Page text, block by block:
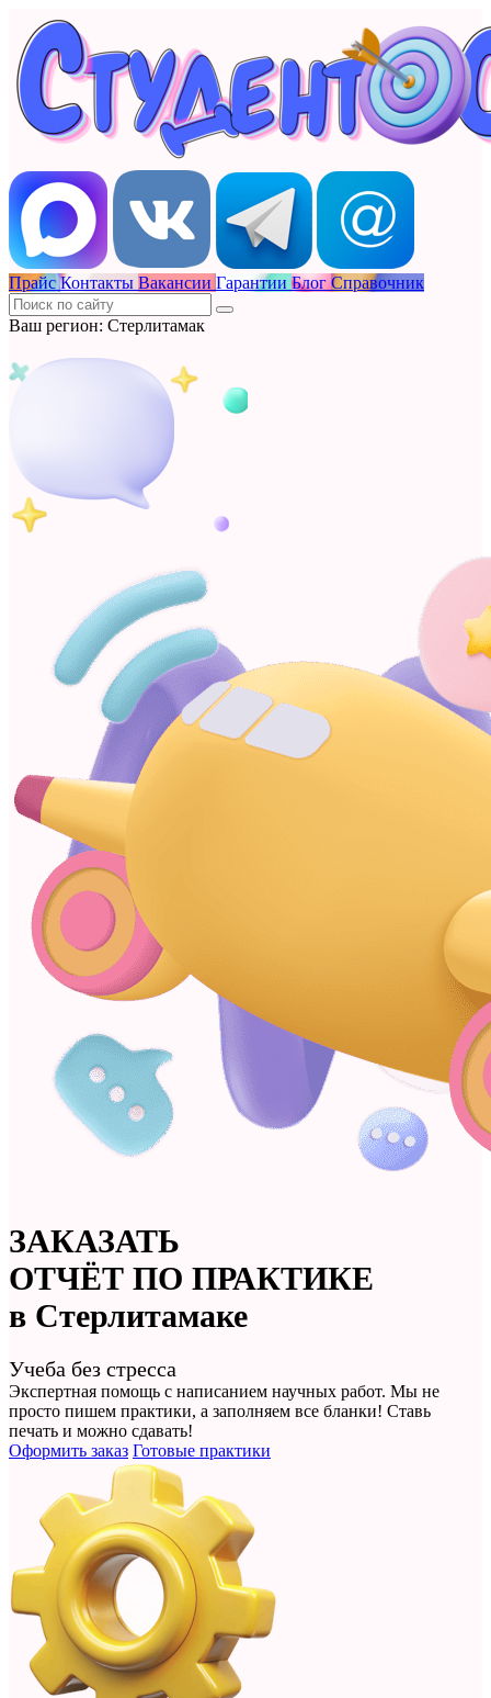
Прайс Контакты Вакансии Гарантии Блог Справочник
Ваш регион: Стерлитамак
ЗАКАЗАТЬ
ОТЧЁТ ПО ПРАКТИКЕ
в Стерлитамаке
Учеба без стресса
Экспертная помощь с написанием научных работ. Мы не
просто пишем практики, а заполняем все бланки! Ставь
печать и можно сдавать!
Оформить заказ Готовые практики